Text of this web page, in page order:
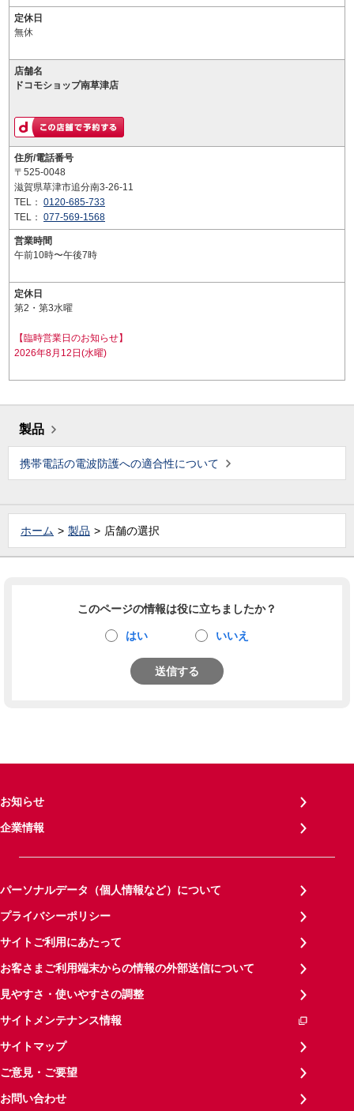
定休日
無休
店舗名
ドコモショップ南草津店
住所/電話番号
〒525-0048
滋賀県草津市追分南3-26-11
TEL： 0120-685-733
TEL： 077-569-1568
営業時間
午前10時〜午後7時
定休日
第2・第3水曜
【臨時営業日のお知らせ】
2026年8月12日(水曜)
製品
携帯電話の電波防護への適合性について
ホーム 製品 店舗の選択
このページの情報は役に立ちましたか？
はい いいえ
送信する
お知らせ
企業情報
パーソナルデータ（個人情報など）について
プライバシーポリシー
サイトご利用にあたって
お客さまご利用端末からの情報の外部送信について
見やすさ・使いやすさの調整
サイトメンテナンス情報
サイトマップ
ご意見・ご要望
お問い合わせ